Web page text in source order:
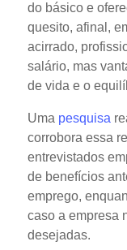
do básico e
quesito, afinal,
acirrado,
salário, mas
de vida e o
Uma pesquisa
corrobora essa
entrevistados
de benefícios
emprego,
caso a empresa
desejadas.